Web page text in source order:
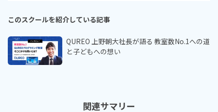
このスクールを紹介している記事
QUREO 上野朝大社長が語る 教室数No.1への道
と子どもへの想い
関連サマリー